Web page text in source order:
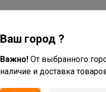
Ваш город ?
Важно! От выбранного
наличие и доставка